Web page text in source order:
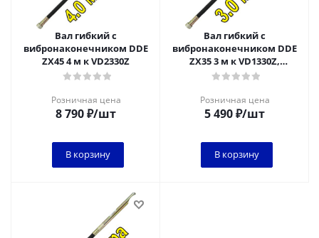
Вал гибкий с
вибронаконечником DDE
ZX45 4 м к VD2330Z
Розничная цена
8 790₽/шт
В корзину
Вал гибкий с
вибронаконечником DDE
ZX35 3 м к VD1330Z,
VD1620Z, VD2330Z
Розничная цена
5 490₽/шт
В корзину